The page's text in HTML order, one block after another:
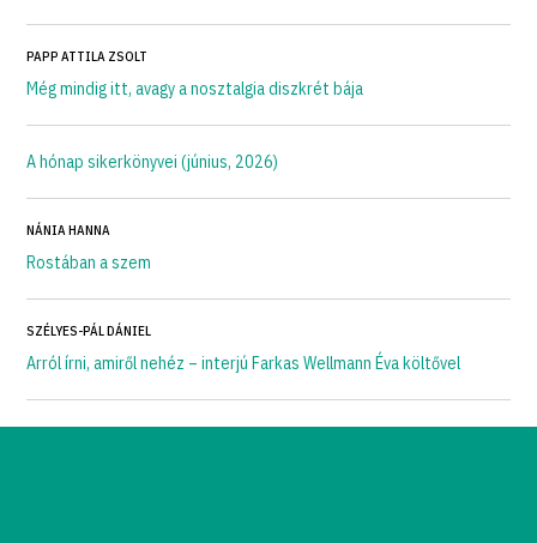
PAPP ATTILA ZSOLT
Még mindig itt, avagy a nosztalgia diszkrét bája
A hónap sikerkönyvei (június, 2026)
NÁNIA HANNA
Rostában a szem
SZÉLYES-PÁL DÁNIEL
Arról írni, amiről nehéz – interjú Farkas Wellmann Éva költővel